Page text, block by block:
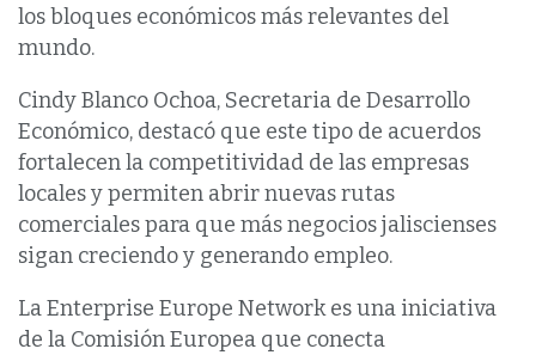
los bloques económicos más relevantes del
mundo.
Cindy Blanco Ochoa, Secretaria de Desarrollo
Económico, destacó que este tipo de acuerdos
fortalecen la competitividad de las empresas
locales y permiten abrir nuevas rutas
comerciales para que más negocios jaliscienses
sigan creciendo y generando empleo.
La Enterprise Europe Network es una iniciativa
de la Comisión Europea que conecta